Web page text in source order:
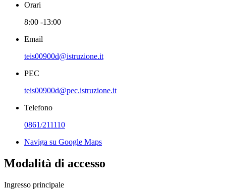
Orari
8:00 -13:00
Email
teis00900d@istruzione.it
PEC
teis00900d@pec.istruzione.it
Telefono
0861/211110
Naviga su Google Maps
Modalità di accesso
Ingresso principale